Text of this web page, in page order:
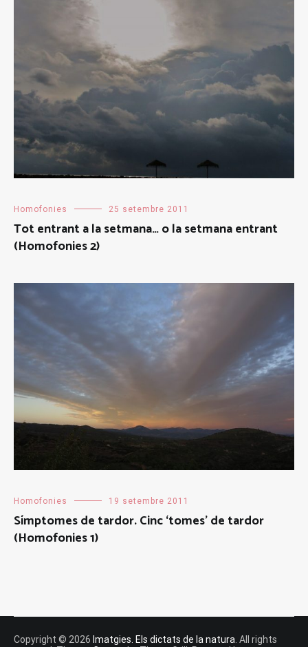
Homofonies 25 setembre 2011
Tot entrant a la setmana… o la setmana entrant
(Homofonies 2)
Homofonies 19 setembre 2011
Símptomes de tardor. Cinc ‘tomes’ de tardor
(Homofonies 1)
Copyright © 2026 Imatgies. Els dictats de la natura . All rights